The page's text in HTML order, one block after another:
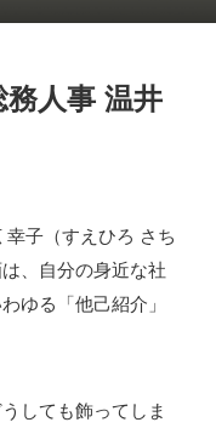
せ #お祝い #ゲー
人事 温井
子（すえひろ さち
、自分の身近な社
ゆる「他己紹介」
しても飾ってしま